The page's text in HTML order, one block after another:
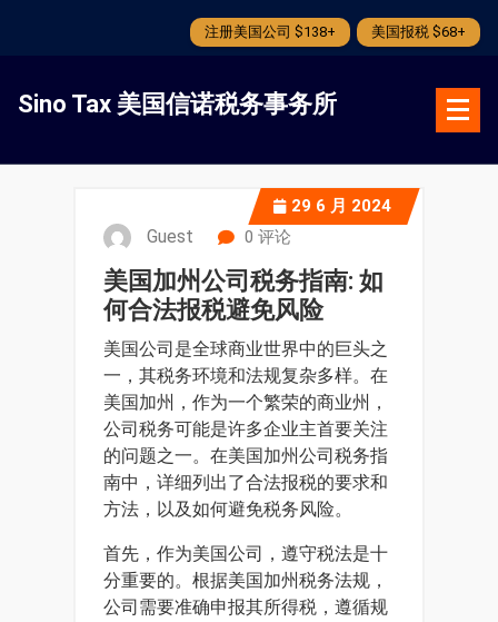
注册美国公司 $138+ 美国报税 $68+
Sino Tax 美国信诺税务事务所
29 6 月 2024
Guest 0 评论
美国加州公司税务指南: 如
何合法报税避免风险
美国公司是全球商业世界中的巨头之
一，其税务环境和法规复杂多样。在
美国加州，作为一个繁荣的商业州，
公司税务可能是许多企业主首要关注
的问题之一。在美国加州公司税务指
南中，详细列出了合法报税的要求和
方法，以及如何避免税务风险。
首先，作为美国公司，遵守税法是十
分重要的。根据美国加州税务法规，
公司需要准确申报其所得税，遵循规